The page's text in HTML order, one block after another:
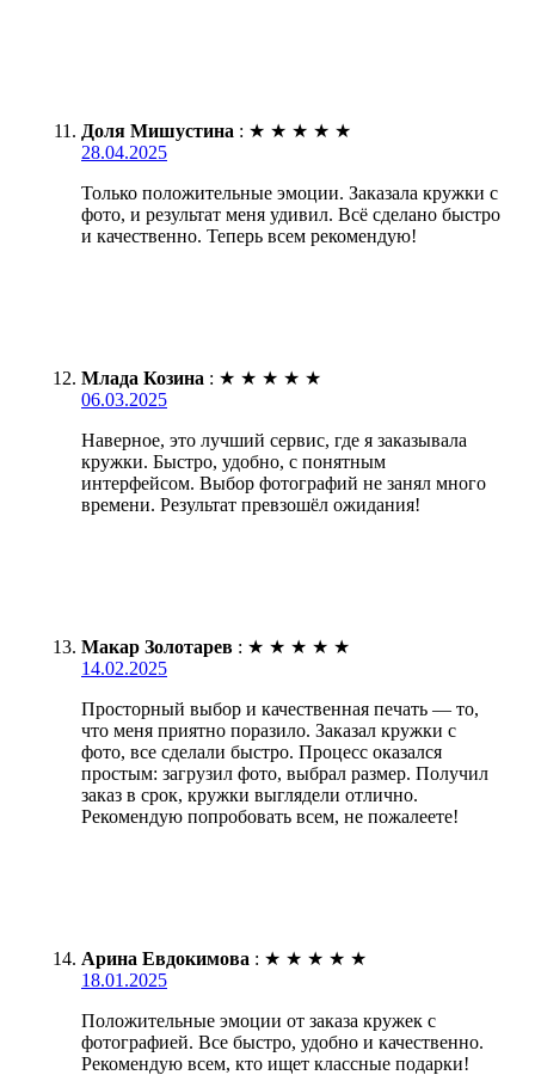
Доля Мишустина : ★ ★ ★ ★ ★
28.04.2025
Только положительные эмоции. Заказала кружки с
фото, и результат меня удивил. Всё сделано быстро
и качественно. Теперь всем рекомендую!
Млада Козина : ★ ★ ★ ★ ★
06.03.2025
Наверное, это лучший сервис, где я заказывала
кружки. Быстро, удобно, с понятным
интерфейсом. Выбор фотографий не занял много
времени. Результат превзошёл ожидания!
Макар Золотарев : ★ ★ ★ ★ ★
14.02.2025
Просторный выбор и качественная печать — то,
что меня приятно поразило. Заказал кружки с
фото, все сделали быстро. Процесс оказался
простым: загрузил фото, выбрал размер. Получил
заказ в срок, кружки выглядели отлично.
Рекомендую попробовать всем, не пожалеете!
Арина Евдокимова : ★ ★ ★ ★ ★
18.01.2025
Положительные эмоции от заказа кружек с
фотографией. Все быстро, удобно и качественно.
Рекомендую всем, кто ищет классные подарки!